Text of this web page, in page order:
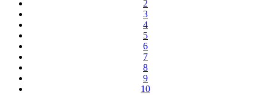
2
3
4
5
6
7
8
9
10